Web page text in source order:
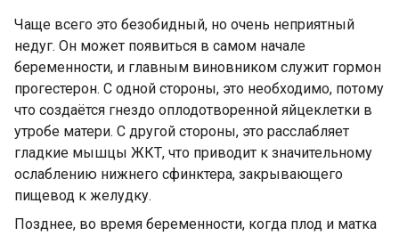
Чаще всего это безобидный, но очень неприятный
недуг. Он может появиться в самом начале
беременности, и главным виновником служит гормон
прогестерон. С одной стороны, это необходимо, потому
что создаётся гнездо оплодотворенной яйцеклетки в
утробе матери. С другой стороны, это расслабляет
гладкие мышцы ЖКТ, что приводит к значительному
ослаблению нижнего сфинктера, закрывающего
пищевод к желудку.
Позднее, во время беременности, когда плод и матка